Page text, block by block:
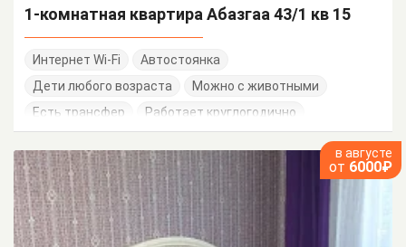
1-комнатная квартира Абазгаа 43/1 кв 15
Интернет Wi-Fi
Автостоянка
Дети любого возраста
Можно с животными
Есть трансфер
Работает круглогодично
в августе
от 6000₽